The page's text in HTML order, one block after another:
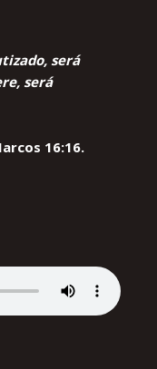
será
será
16:16.